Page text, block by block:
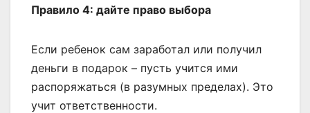
Правило 4: дайте право выбора
Если ребенок сам заработал или получил
деньги в подарок – пусть учится ими
распоряжаться (в разумных пределах). Это
учит ответственности.